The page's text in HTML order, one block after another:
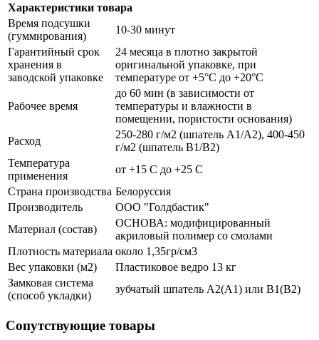
Характеристики товара
Время подсушки
(гуммирования)
10-30 минут
Гарантийный срок
хранения в
заводской упаковке
24 месяца в плотно закрытой
оригинальной упаковке, при
температуре от +5°С до +20°С
Рабочее время
до 60 мин (в зависимости от
температуры и влажности в
помещении, пористости основания)
Расход
250-280 г/м2 (шпатель A1/A2), 400-450
г/м2 (шпатель B1/B2)
Температура
применения
от +15 С до +25 С
Страна производства Белоруссия
Производитель
ООО "Голдбастик"
Материал (состав)
ОСНОВА: модифицированный
акриловый полимер со смолами
Плотность материала около 1,35гр/см3
Вес упаковки (м2)
Пластиковое ведро 13 кг
Замковая система
(способ укладки)
зубчатый шпатель А2(А1) или В1(В2)
Сопутствующие товары